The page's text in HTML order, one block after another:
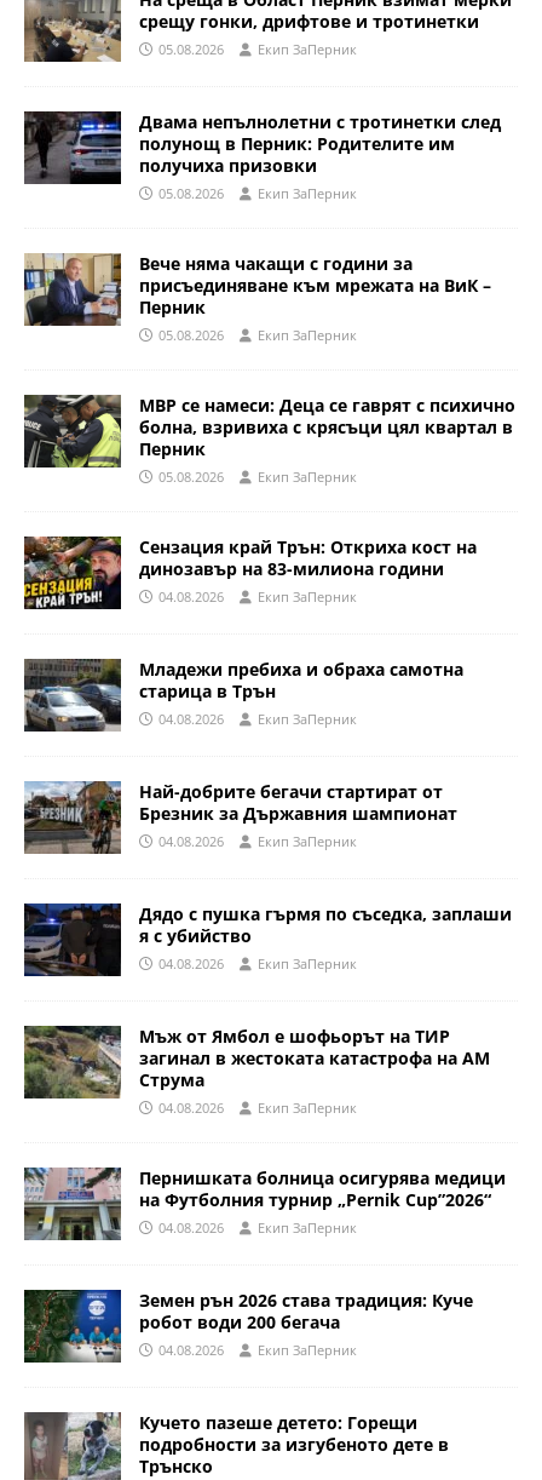
срещу гонки, дрифтове и тротинетки
05.08.2026 Eкип ЗаПерник
Двама непълнолетни с тротинетки след
полунощ в Перник: Родителите им
получиха призовки
05.08.2026 Eкип ЗаПерник
Вече няма чакащи с години за
присъединяване към мрежата на ВиК –
Перник
05.08.2026 Eкип ЗаПерник
МВР се намеси: Деца се гаврят с психично
болна, взривиха с крясъци цял квартал в
Перник
05.08.2026 Eкип ЗаПерник
Сензация край Трън: Откриха кост на
динозавър на 83-милиона години
04.08.2026 Eкип ЗаПерник
Младежи пребиха и обраха самотна
старица в Трън
04.08.2026 Eкип ЗаПерник
Най-добрите бегачи стартират от
Брезник за Държавния шампионат
04.08.2026 Eкип ЗаПерник
Дядо с пушка гърмя по съседка, заплаши
я с убийство
04.08.2026 Eкип ЗаПерник
Мъж от Ямбол е шофьорът на ТИР
загинал в жестоката катастрофа на АМ
Струма
04.08.2026 Eкип ЗаПерник
Пернишката болница осигурява медици
на Футболния турнир „Pernik Cup”2026“
04.08.2026 Eкип ЗаПерник
Земен рън 2026 става традиция: Куче
робот води 200 бегача
04.08.2026 Eкип ЗаПерник
Кучето пазеше детето: Горещи
подробности за изгубеното дете в
Трънско